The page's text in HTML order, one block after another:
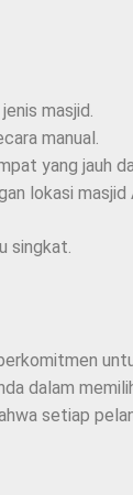
masjid.
manual.
yang jauh
lokasi masjid
singkat.
dalam
setiap